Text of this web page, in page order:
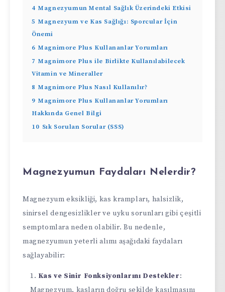
4 Magnezyumun Mental Sağlık Üzerindeki Etkisi
5 Magnezyum ve Kas Sağlığı: Sporcular İçin
Önemi
6 Magnimore Plus Kullananlar Yorumları
7 Magnimore Plus ile Birlikte Kullanılabilecek
Vitamin ve Mineraller
8 Magnimore Plus Nasıl Kullanılır?
9 Magnimore Plus Kullananlar Yorumları
Hakkında Genel Bilgi
10 Sık Sorulan Sorular (SSS)
Magnezyumun Faydaları Nelerdir?
Magnezyum eksikliği, kas krampları, halsizlik,
sinirsel dengesizlikler ve uyku sorunları gibi çeşitli
semptomlara neden olabilir. Bu nedenle,
magnezyumun yeterli alımı aşağıdaki faydaları
sağlayabilir:
Kas ve Sinir Fonksiyonlarını Destekler:
Magnezyum, kasların doğru şekilde kasılmasını